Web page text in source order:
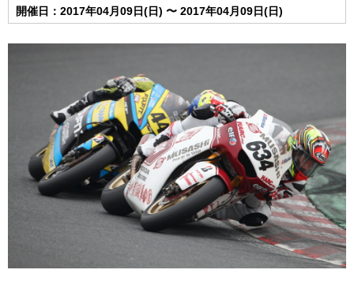
開催日：2017年04月09日(日) 〜 2017年04月09日(日)